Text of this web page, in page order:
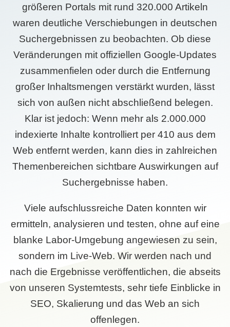
größeren Portals mit rund 320.000 Artikeln
waren deutliche Verschiebungen in deutschen
Suchergebnissen zu beobachten. Ob diese
Veränderungen mit offiziellen Google-Updates
zusammenfielen oder durch die Entfernung
großer Inhaltsmengen verstärkt wurden, lässt
sich von außen nicht abschließend belegen.
Klar ist jedoch: Wenn mehr als 2.000.000
indexierte Inhalte kontrolliert per 410 aus dem
Web entfernt werden, kann dies in zahlreichen
Themenbereichen sichtbare Auswirkungen auf
Suchergebnisse haben.
Viele aufschlussreiche Daten konnten wir
ermitteln, analysieren und testen, ohne auf eine
blanke Labor-Umgebung angewiesen zu sein,
sondern im Live-Web. Wir werden nach und
nach die Ergebnisse veröffentlichen, die abseits
von unseren Systemtests, sehr tiefe Einblicke in
SEO, Skalierung und das Web an sich
offenlegen.